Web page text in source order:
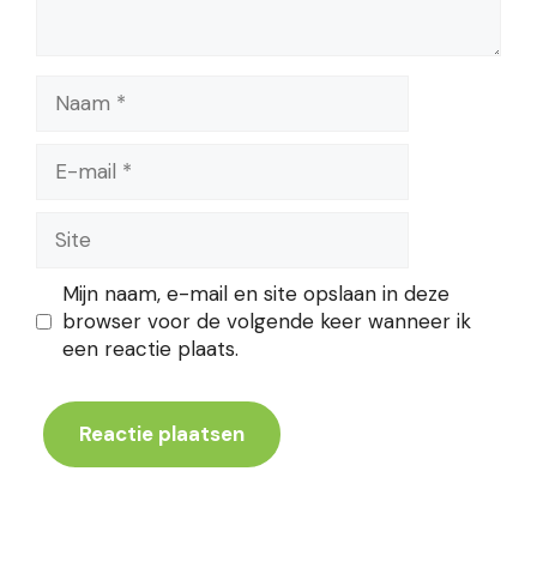
mail
Mijn naam, e-mail en site opslaan in deze
browser voor de volgende keer wanneer ik
een reactie plaats.